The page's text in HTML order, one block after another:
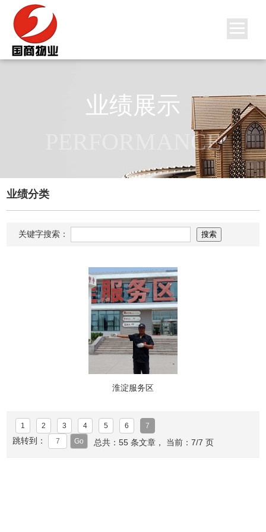
业绩展示
PERFORMANCE
业绩分类
关键字搜索：
淮淀服务区
1 2 3 4 5 6 7
跳转到： 总共：55 条文章， 当前：7/7 页